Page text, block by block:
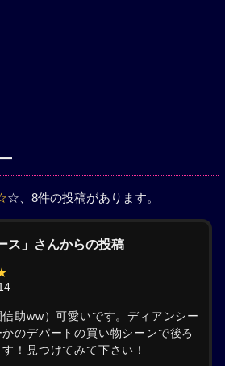
☆ 、8件の投稿があります。
ス」さんからの投稿
助ww）可愛いです。ディアンシー
のデパートの買い物シーンで後ろ
！見つけてみて下さい！